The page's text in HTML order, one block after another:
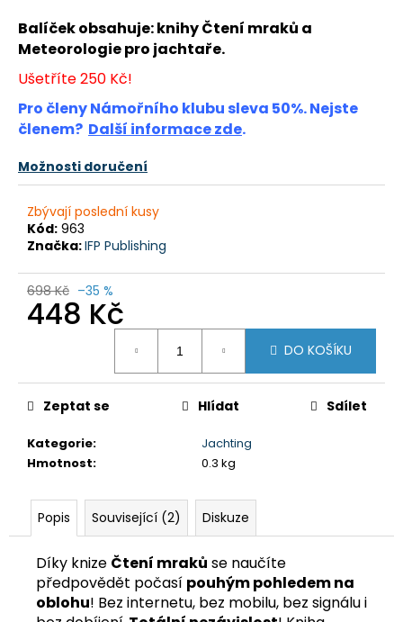
Balíček obsahuje: knihy Čtení mraků a
Meteorologie pro jachtaře.
Ušetříte 250 Kč!
Pro členy Námořního klubu sleva 50%. Nejste
členem? Další informace zde.
Možnosti doručení
Zbývají poslední kusy
Kód: 963
Značka:IFP Publishing
698 Kč –35 %
448 Kč
DO KOŠÍKU
Kategorie:
Jachting
Hmotnost: 0.3 kg
Zeptat se Hlídat Sdílet
Popis Související (2) Diskuze
Díky knize Čtení mraků se naučíte
předpovědět počasí pouhým pohledem na
oblohu! Bez internetu, bez mobilu, bez signálu i
a
j
í
t
?
D
p
u
č
e
PLACHTY
349
Kč